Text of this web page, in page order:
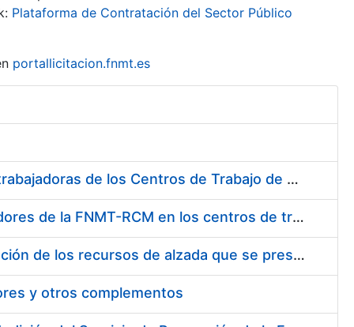
Plataforma de Contratación del Sector Público
portallicitacion.fnmt.es
Suministro de Protectores Auditivos a medida para las personas trabajadoras de los Centros de Trabajo de Madrid y Burgos
Suministro de gafas graduadas antiproyecciones para los trabajadores de la FNMT-RCM en los centros de trabajo de Madrid y Burgos
Servicios de una empresa externa para el asesoramiento y resolución de los recursos de alzada que se presentan relacionados con procesos de selección para la FNMT-RCM
y otros complementos